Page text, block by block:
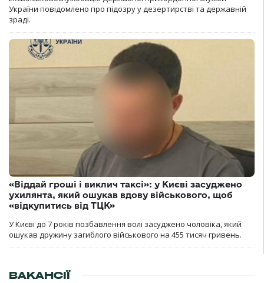
України повідомлено про підозру у дезертирстві та державній
зраді.
«Віддай гроші і виклич таксі»: у Києві засуджено
ухилянта, який ошукав вдову військового, щоб
«відкупитись від ТЦК»
У Києві до 7 років позбавлення волі засуджено чоловіка, який
ошукав дружину загиблого військового на 455 тисяч гривень.
ВАКАНСІЇ